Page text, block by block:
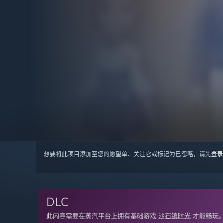
想要将此项目添加至您的愿望单、关注它或标记为已忽略，请先登录
DLC
此内容需要在蒸汽平台上拥有基础游戏 沙石镇时光 才能畅玩